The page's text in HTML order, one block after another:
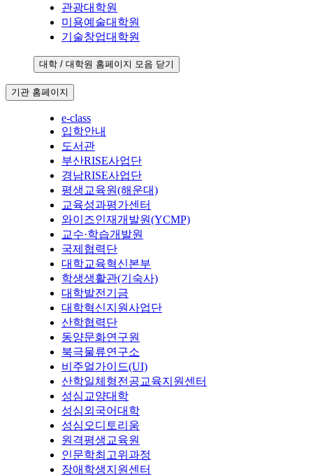
관광대학원
미용예술대학원
기술창업대학원
대학 / 대학원 홈페이지 모음 닫기
기관 홈페이지
e-class
입학안내
도서관
부산RISE사업단
경남RISE사업단
평생교육원(해운대)
교육성과평가센터
와이즈인재개발원(YCMP)
교수·학습개발원
국제협력단
대학교육혁신본부
학생생활관(기숙사)
대학발전기금
대학혁신지원사업단
산학협력단
동양문화연구원
북극물류연구소
비주얼가이드(UI)
산학일체형전공교육지원센터
성심교양대학
성심외국어대학
성심오디토리움
원격평생교육원
인문학최고위과정
장애학생지원센터